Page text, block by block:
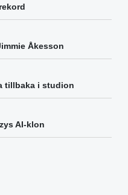
Åkesson
tillbaka i studion
AI-klon